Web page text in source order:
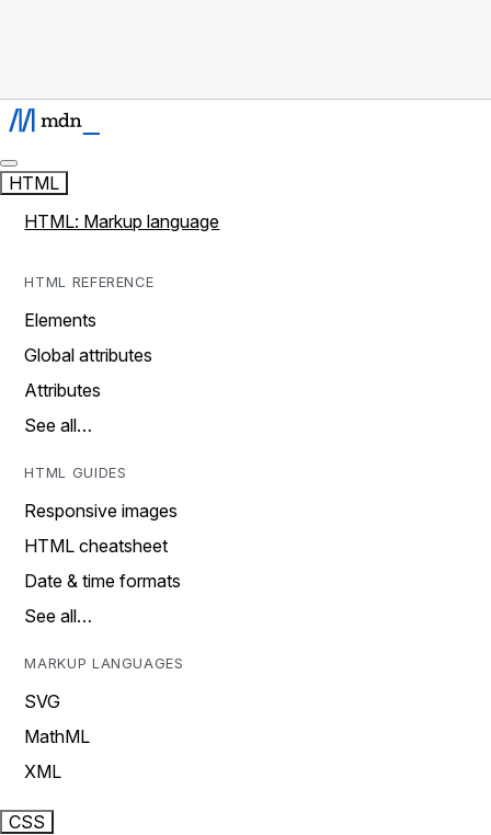
HTML
HTML: Markup language
HTML REFERENCE
Elements
Global attributes
Attributes
See all…
HTML GUIDES
Responsive images
HTML cheatsheet
Date & time formats
See all…
MARKUP LANGUAGES
SVG
MathML
XML
CSS